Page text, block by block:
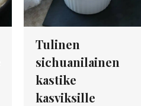
Tulinen
sichuanilainen
kastike
kasviksille